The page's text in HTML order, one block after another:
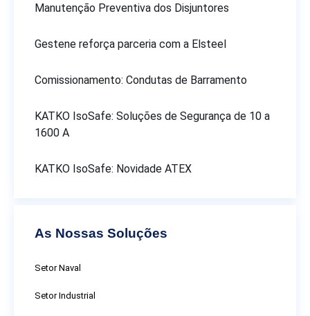
Manutenção Preventiva dos Disjuntores
Gestene reforça parceria com a Elsteel
Comissionamento: Condutas de Barramento
KATKO IsoSafe: Soluções de Segurança de 10 a
1600 A
KATKO IsoSafe: Novidade ATEX
As Nossas Soluções
Setor Naval
Setor Industrial